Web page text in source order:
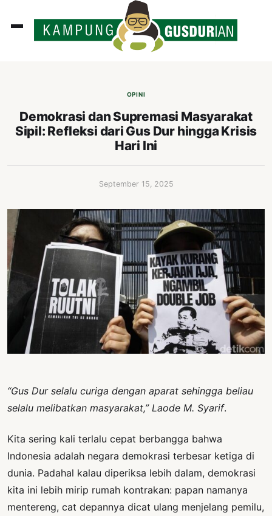
OPINI
Demokrasi dan Supremasi Masyarakat
Sipil: Refleksi dari Gus Dur hingga Krisis
Hari Ini
September 15, 2025
“Gus Dur selalu curiga dengan aparat sehingga beliau
selalu melibatkan masyarakat,” Laode M. Syarif.
Kita sering kali terlalu cepat berbangga bahwa
Indonesia adalah negara demokrasi terbesar ketiga di
dunia. Padahal kalau diperiksa lebih dalam, demokrasi
kita ini lebih mirip rumah kontrakan: papan namanya
mentereng, cat depannya dicat ulang menjelang pemilu,